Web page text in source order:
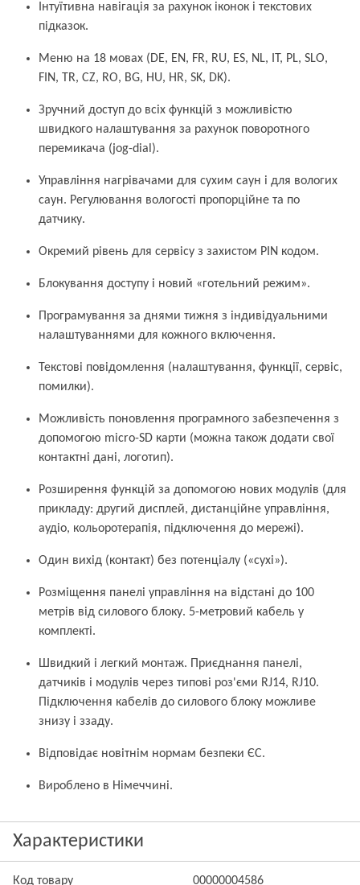
Інтуїтивна навігація за рахунок іконок і текстових
підказок.
Меню на 18 мовах (DE, EN, FR, RU, ES, NL, IT, PL, SLO,
FIN, TR, CZ, RO, BG, HU, HR, SK, DK).
Зручний доступ до всіх функцій з можливістю
швидкого налаштування за рахунок поворотного
перемикача (jog-dial).
Управління нагрівачами для сухим саун і для вологих
саун. Регулювання вологості пропорційне та по
датчику.
Окремий рівень для сервісу з захистом PIN кодом.
Блокування доступу і новий «готельний режим».
Програмування за днями тижня з індивідуальними
налаштуваннями для кожного включення.
Текстові повідомлення (налаштування, функції, сервіс,
помилки).
Можливість поновлення програмного забезпечення з
допомогою micro-SD карти (можна також додати свої
контактні дані, логотип).
Розширення функцій за допомогою нових модулів (для
прикладу: другий дисплей, дистанційне управління,
аудіо, кольоротерапія, підключення до мережі).
Один вихід (контакт) без потенціалу («сухі»).
Розміщення панелі управління на відстані до 100
метрів від силового блоку. 5-метровий кабель у
комплекті.
Швидкий і легкий монтаж. Приєднання панелі,
датчиків і модулів через типові роз'єми RJ14, RJ10.
Підключення кабелів до силового блоку можливе
знизу і ззаду.
Відповідає новітнім нормам безпеки ЄС.
Вироблено в Німеччині.
Характеристики
Код товару 00000004586